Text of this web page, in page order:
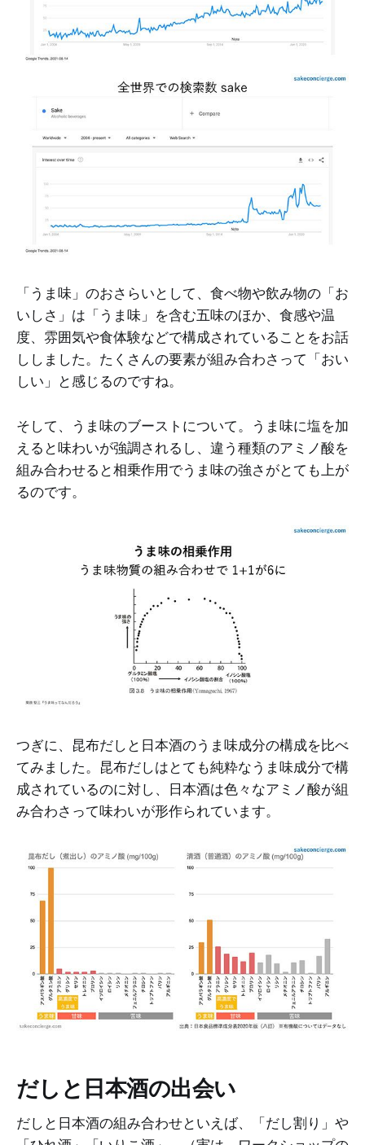
「うま味」のおさらいとして、食べ物や飲み物の「お
いしさ」は「うま味」を含む五味のほか、食感や温
度、雰囲気や食体験などで構成されていることをお話
ししました。たくさんの要素が組み合わさって「おい
しい」と感じるのですね。
そして、うま味のブーストについて。うま味に塩を加
えると味わいが強調されるし、違う種類のアミノ酸を
組み合わせると相乗作用でうま味の強さがとても上が
るのです。
つぎに、昆布だしと日本酒のうま味成分の構成を比べ
てみました。昆布だしはとても純粋なうま味成分で構
成されているのに対し、日本酒は色々なアミノ酸が組
み合わさって味わいが形作られています。
だしと日本酒の出会い
だしと日本酒の組み合わせといえば、「だし割り」や